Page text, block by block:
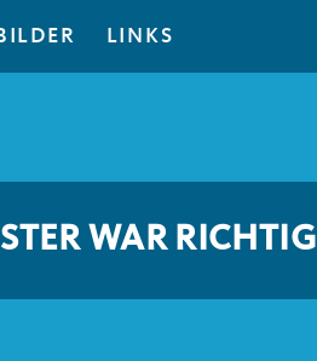
LINKS
WAR RICHTIG